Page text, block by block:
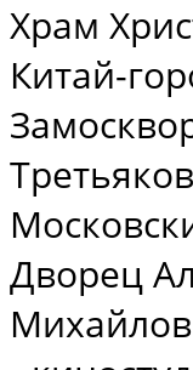
Храм
Китай-
Дворец